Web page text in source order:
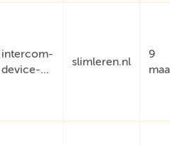
intercom-
device-...
slimleren.nl
9